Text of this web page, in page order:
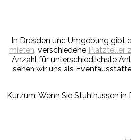
In Dresden und Umgebung gibt
mieten , verschiedene Platzteller
Anzahl für unterschiedlichste
sehen wir uns als
Kurzum: Wenn Sie Stuhlhussen